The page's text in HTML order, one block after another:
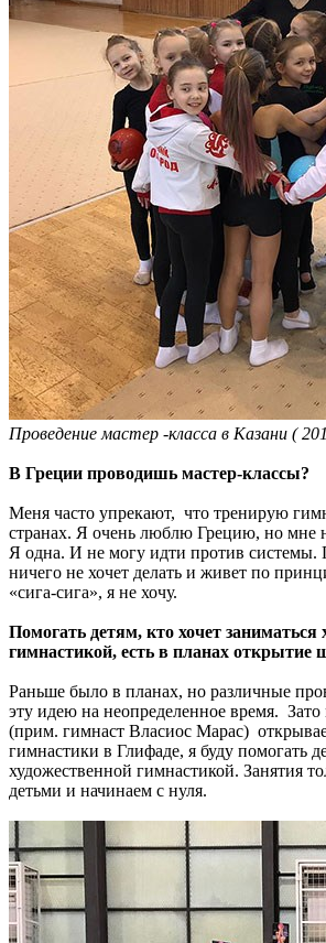
Проведение мастер -класса в Казани (
В Греции проводишь мастер-классы?
Меня часто упрекают, что тренирую
странах. Я очень люблю Грецию, но мне
Я одна. И не могу идти против системы.
ничего не хочет делать и живет по
«сига-сига», я не хочу.
Помогать детям, кто хочет заниматься
гимнастикой, есть в планах открытие
Раньше было в планах, но различные
эту идею на неопределенное время.
(прим. гимнаст Власиос Марас)
гимнастики в Глифаде, я буду помогать
художественной гимнастикой. Занятия
детьми и начинаем с нуля.